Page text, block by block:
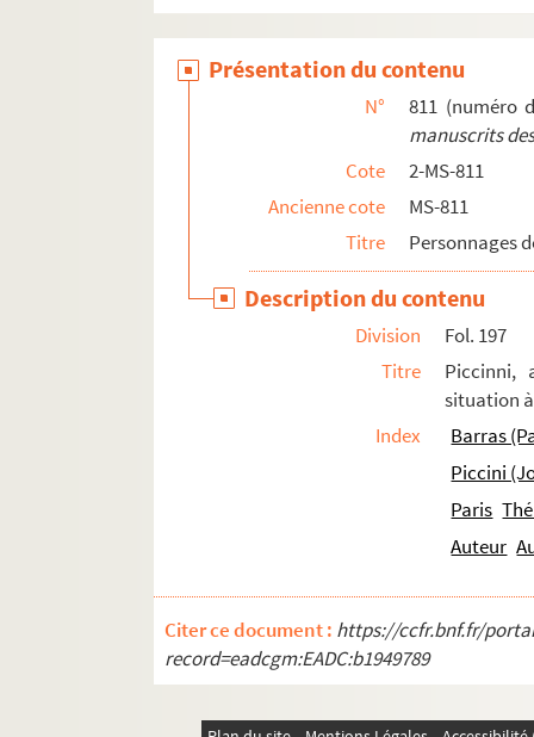
Présentation du contenu
N°
811 (numéro
manuscrits
Cote
2-MS-811
Ancienne cote
MS-811
Titre
Personnages
Description du contenu
Division
Fol. 197
Titre
Piccinni,
situation
Index
Barras
Piccini
Paris
Auteur
Citer ce document : https://ccfr.bnf.fr/
record=eadcgm:EADC:b1949789